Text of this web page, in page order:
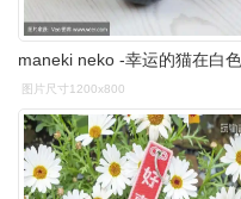
图片尺寸1200x800